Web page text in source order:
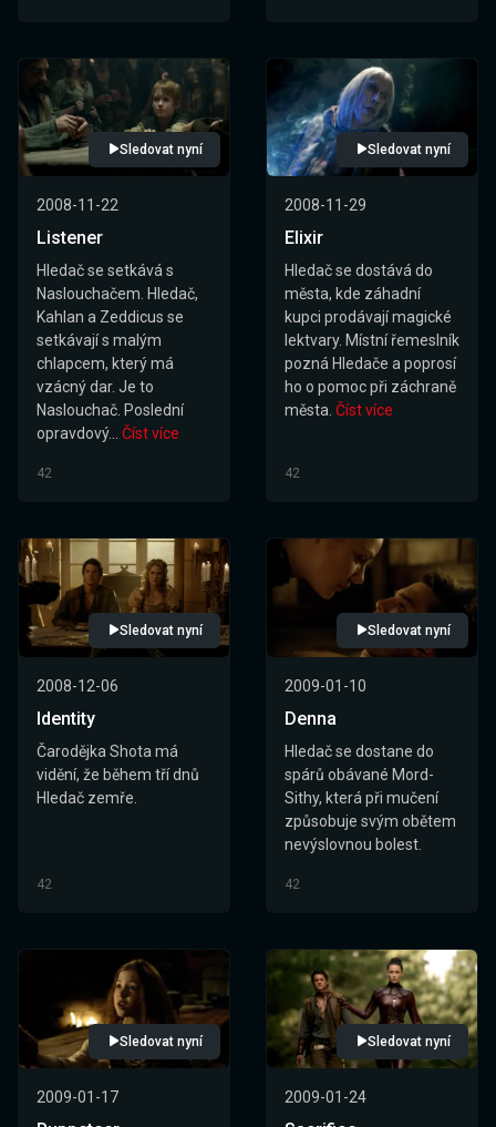
Sledovat nyní
2008-11-22
Listener
Hledač se setkává s
Naslouchačem. Hledač,
Kahlan a Zeddicus se
setkávají s malým
chlapcem, který má
vzácný dar. Je to
Naslouchač. Poslední
opravdový... Číst více
42
Sledovat nyní
2008-11-29
Elixir
Hledač se dostává do
města, kde záhadní
kupci prodávají magické
lektvary. Místní řemeslník
pozná Hledače a poprosí
ho o pomoc při záchraně
města. Číst více
42
Sledovat nyní
2008-12-06
Identity
Čarodějka Shota má
vidění, že během tří dnů
Hledač zemře.
42
Sledovat nyní
2009-01-10
Denna
Hledač se dostane do
spárů obávané Mord-
Sithy, která při mučení
způsobuje svým obětem
nevýslovnou bolest.
42
Sledovat nyní
2009-01-17
Sledovat nyní
2009-01-24